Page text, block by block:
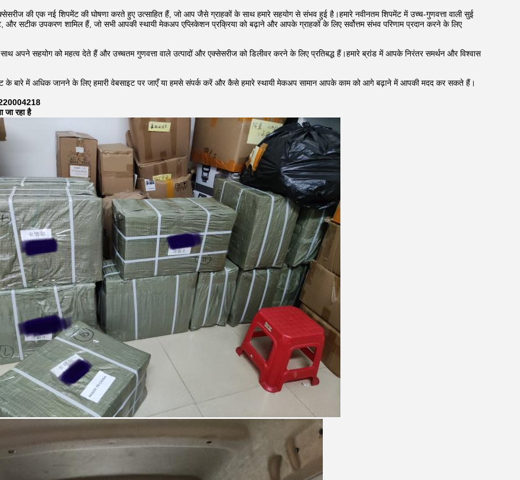
की एक नई शिपमेंट की घोषणा करते हुए उत्साहित हैं, जो आप जैसे ग्राहकों के साथ हमारे सहयोग से संभव हुई है।हमारे नवीनतम शिपमेंट में उच्च-गुणवत्ता वाली सुई
और सटीक उपकरण शामिल हैं, जो सभी आपकी स्थायी मेकअप एप्लिकेशन प्रक्रिया को बढ़ाने और आपके ग्राहकों के लिए सर्वोत्तम संभव परिणाम प्रदान करने के लिए
अपने सहयोग को महत्व देते हैं और उच्चतम गुणवत्ता वाले उत्पादों और एक्सेसरीज को डिलीवर करने के लिए प्रतिबद्ध हैं।हमारे ब्रांड में आपके निरंतर समर्थन और विश्वास
के बारे में अधिक जानने के लिए हमारी वेबसाइट पर जाएँ या हमसे संपर्क करें और कैसे हमारे स्थायी मेकअप सामान आपके काम को आगे बढ़ाने में आपकी मदद कर सकते हैं।
जा रहा है